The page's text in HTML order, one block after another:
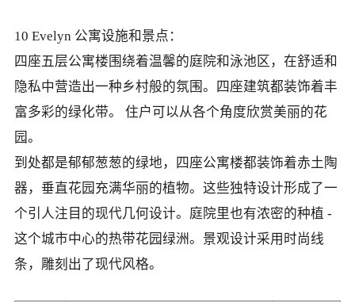
10 Evelyn 公寓设施和景点：
四座五层公寓楼围绕着温馨的庭院和泳池区，在舒适和
隐私中营造出一种乡村般的氛围。四座建筑都装饰着丰
富多彩的绿化带。 住户可以从各个角度欣赏美丽的花
园。
到处都是郁郁葱葱的绿地，四座公寓楼都装饰着赤土陶
器，垂直花园充满华丽的植物。这些独特设计形成了一
个引人注目的现代几何设计。庭院里也有浓密的种植 -
这个城市中心的热带花园绿洲。景观设计采用时尚线
条，雕刻出了现代风格。